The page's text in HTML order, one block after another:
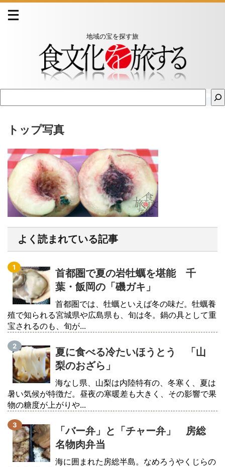
地域の宝を探す旅
トップ写真
よく読まれている記事
首都圏で夏の岩牡蠣を堪能 千
葉・飯岡の「磯ガキ」
首都圏では、牡蠣といえば冬の味だ。牡蠣養
殖で知られる宮城県や広島県も、旬は冬。鍋の具として重
宝されるのも、旬が...
夏に食べる冷たいほうとう 「山
梨のおざら」
海なし県、山梨は内陸特有の、冬寒く、夏は
暑い気候が特徴だ。昼夜の寒暖差も大きく、その影響で果
物の糖度が上がりや...
「バー弁」と「チャー弁」 房総
名物肉弁当
海に囲まれた房総半島。なめろうやくじらの